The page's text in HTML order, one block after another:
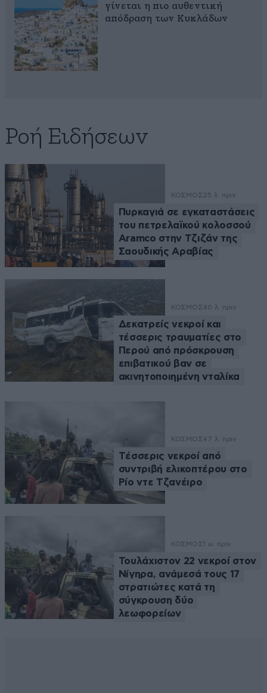
γίνεται η πιο αυθεντική
απόδραση των Κυκλάδων
Ροή Ειδήσεων
ΚΟΣΜΟΣ25 λ. πριν
Πυρκαγιά σε εγκαταστάσεις
του πετρελαϊκού κολοσσού
Aramco στην Τζιζάν της
Σαουδικής Αραβίας
ΚΟΣΜΟΣ40 λ. πριν
Δεκατρείς νεκροί και
τέσσερις τραυματίες στο
Περού από πρόσκρουση
επιβατικού βαν σε
ακινητοποιημένη νταλίκα
ΚΟΣΜΟΣ47 λ. πριν
Tέσσερις νεκροί από
συντριβή ελικοπτέρου στο
Ρίο ντε Τζανέιρο
ΚΟΣΜΟΣ 1 ω. πριν
Τουλάχιστον 22 νεκροί στον
Νίγηρα, ανάμεσά τους 17
στρατιώτες κατά τη
σύγκρουση δύο
λεωφορείων